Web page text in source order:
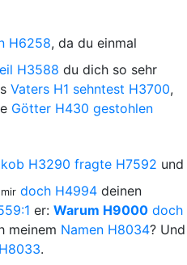
H6258, da du einmal
H3588 du dich so sehr
Vaters H1 sehntest H3700,
Götter H430 gestohlen
H3290 fragte H7592 und
mir doch H4994 deinen
er: Warum H9000 doch
meinem Namen H8034? Und
H8033.